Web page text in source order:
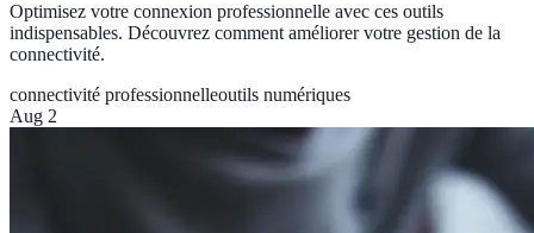
Optimisez votre connexion professionnelle avec ces outils
indispensables. Découvrez comment améliorer votre gestion de la
connectivité.
connectivité professionnelleoutils numériques
Aug 2